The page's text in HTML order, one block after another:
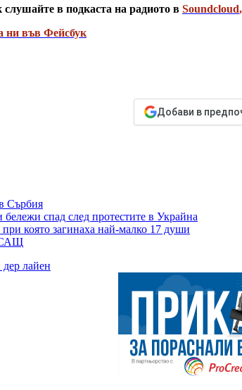
в подкаста на радиото в Soundcloud,
ни във Фейсбук
Добави в
Сърбия
спад след протестите в Украйна
която загинаха най-малко 17 души
САЩ
лайен